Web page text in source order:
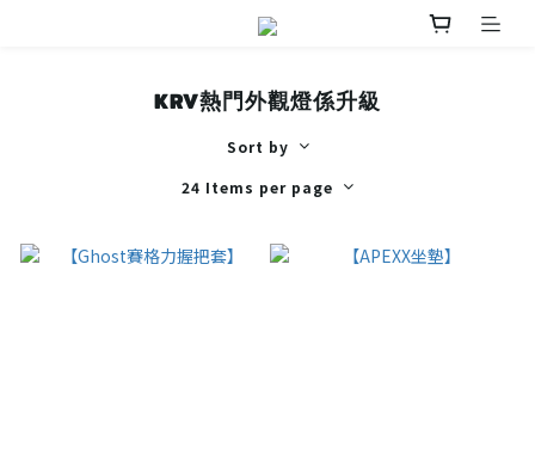
KRV熱門外觀燈係升級
Sort by
24 Items per page